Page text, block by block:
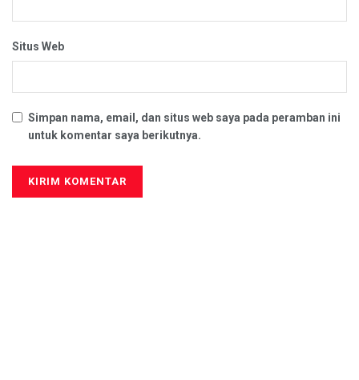
Situs Web
Simpan nama, email, dan situs web saya pada peramban ini
untuk komentar saya berikutnya.